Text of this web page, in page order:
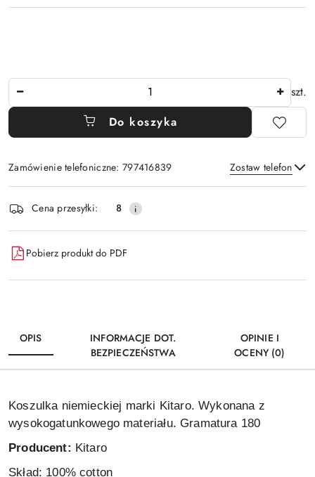
szt.
Do koszyka
Zamówienie telefoniczne: 797416839 Zostaw telefon
Wyślij
Dostępność
i
dostawa
Cena przesyłki: 8
Pobierz produkt do PDF
OPIS
INFORMACJE DOT.
BEZPIECZEŃSTWA
OPINIE I
OCENY (0)
Koszulka niemieckiej marki Kitaro. Wykonana z
wysokogatunkowego materiału. Gramatura 180
Producent: Kitaro
Skład: 100% cotton